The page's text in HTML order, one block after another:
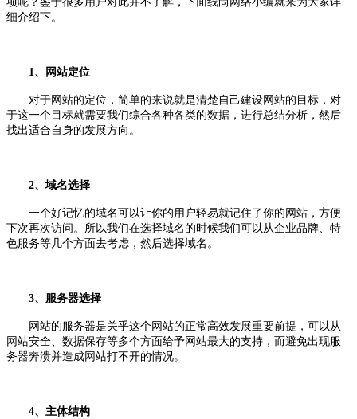
细介绍下。
1、网站定位
对于网站的定位，简单的来说就是清楚自己建设网站的目标，对
于这一个目标就需要我们综合各种各类的数据，进行总结分析，然后
找出适合自身的发展方向。
2、域名选择
一个好记忆的域名可以让你的用户轻易就记住了你的网站，方便
下次再次访问。所以我们在选择域名的时候我们可以从企业品牌、特
色服务等几个方面去考虑，然后选择域名。
3、服务器选择
网站的服务器是关乎这个网站的正常高效发展重要前提，可以从
网站安全、数据保存等多个方面给予网站最大的支持，而避免出现服
务器奔溃并造成网站打不开的情况。
4、主体结构